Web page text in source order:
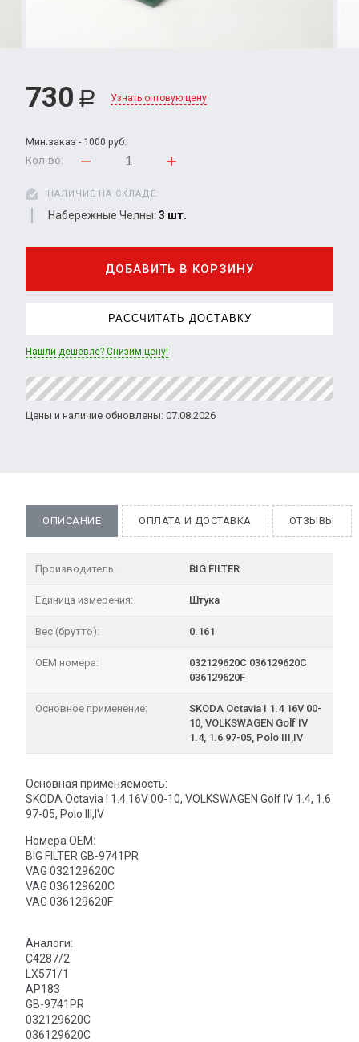
730 Р Узнать оптовую цену
Мин.заказ - 1000 руб.
Кол-во:
НАЛИЧИЕ НА СКЛАДЕ:
Набережные Челны: 3 шт.
ДОБАВИТЬ В КОРЗИНУ
РАССЧИТАТЬ ДОСТАВКУ
Нашли дешевле? Снизим цену!
Цены и наличие обновлены: 07.08.2026
ОПИСАНИЕ ОПЛАТА И ДОСТАВКА ОТЗЫВЫ
Производитель: BIG FILTER
Единица измерения: Штука
Вес (брутто): 0.161
OEM номера:
032129620C 036129620C
036129620F
Основное применение:
SKODA Octavia I 1.4 16V 00-
10, VOLKSWAGEN Golf IV
1.4, 1.6 97-05, Polo III,IV
Основная применяемость:
SKODA Octavia I 1.4 16V 00-10, VOLKSWAGEN Golf IV 1.4, 1.6
97-05, Polo III,IV
Номера OEM:
BIG FILTER GB-9741PR
VAG 032129620C
VAG 036129620C
VAG 036129620F
Аналоги:
C4287/2
LX571/1
AP183
GB-9741PR
032129620C
036129620C